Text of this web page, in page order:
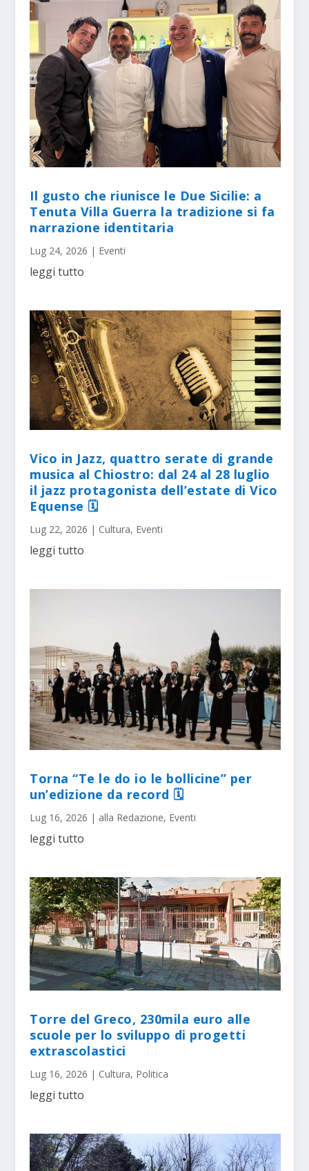
Il gusto che riunisce le Due Sicilie: a
Tenuta Villa Guerra la tradizione si fa
narrazione identitaria
Lug 24, 2026 | Eventi
leggi tutto
Vico in Jazz, quattro serate di grande
musica al Chiostro: dal 24 al 28 luglio
il jazz protagonista dell’estate di Vico
Equense 🗓
Lug 22, 2026 | Cultura, Eventi
leggi tutto
Torna “Te le do io le bollicine” per
un’edizione da record 🗓
Lug 16, 2026 | alla Redazione, Eventi
leggi tutto
Torre del Greco, 230mila euro alle
scuole per lo sviluppo di progetti
extrascolastici
Lug 16, 2026 | Cultura, Politica
leggi tutto